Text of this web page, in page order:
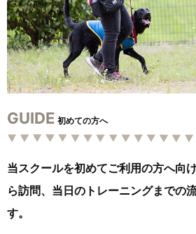
GUIDE 初めての方へ
当スクールを初めてご利用の方へ向
ら訪問、当日のトレーニングまでの
す。